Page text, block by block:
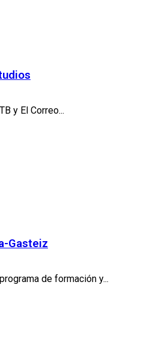
y El Correo...
Gasteiz
de formación y...